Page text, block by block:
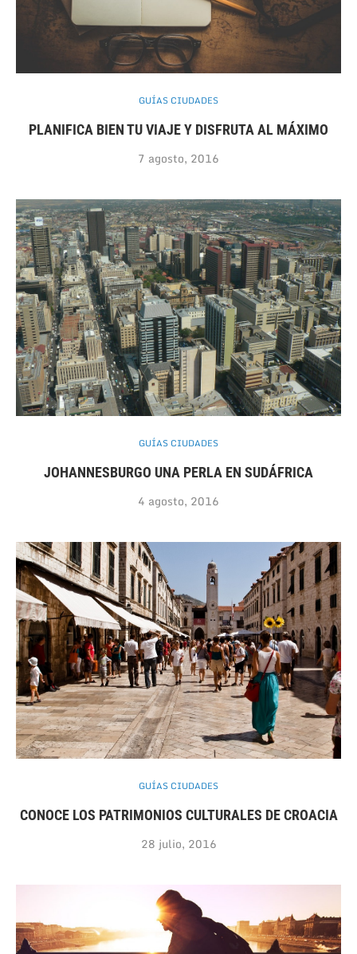
GUÍAS CIUDADES
PLANIFICA BIEN TU VIAJE Y DISFRUTA AL MÁXIMO
7 agosto, 2016
GUÍAS CIUDADES
JOHANNESBURGO UNA PERLA EN SUDÁFRICA
4 agosto, 2016
GUÍAS CIUDADES
CONOCE LOS PATRIMONIOS CULTURALES DE CROACIA
28 julio, 2016